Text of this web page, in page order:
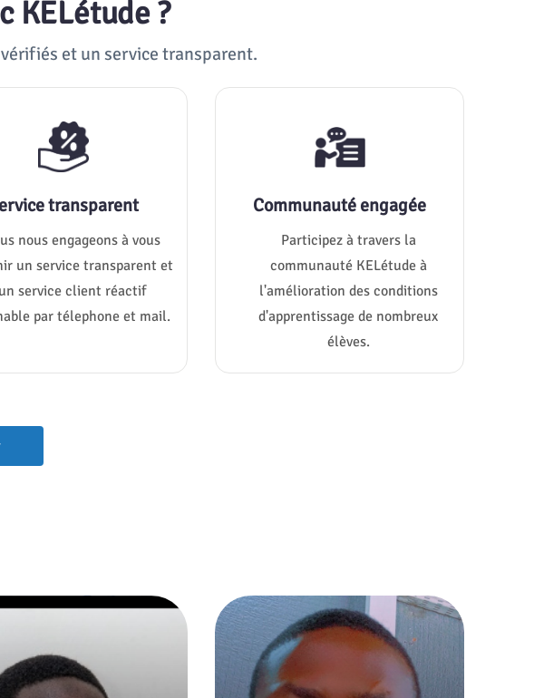
KELétude ?
et un service transparent.
transparent
nous engageons à vous
un service transparent et
un service client réactif
par télephone et mail.
Communauté engagée
Participez à travers la
communauté KELétude à
l'amélioration des conditions
d'apprentissage de nombreux
élèves.